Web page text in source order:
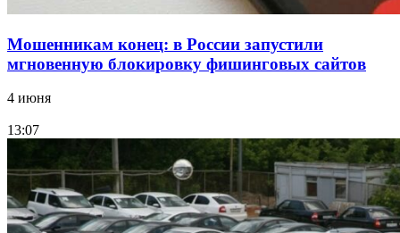
Мошенникам конец: в России запустили
мгновенную блокировку фишинговых сайтов
4 июня
13:07